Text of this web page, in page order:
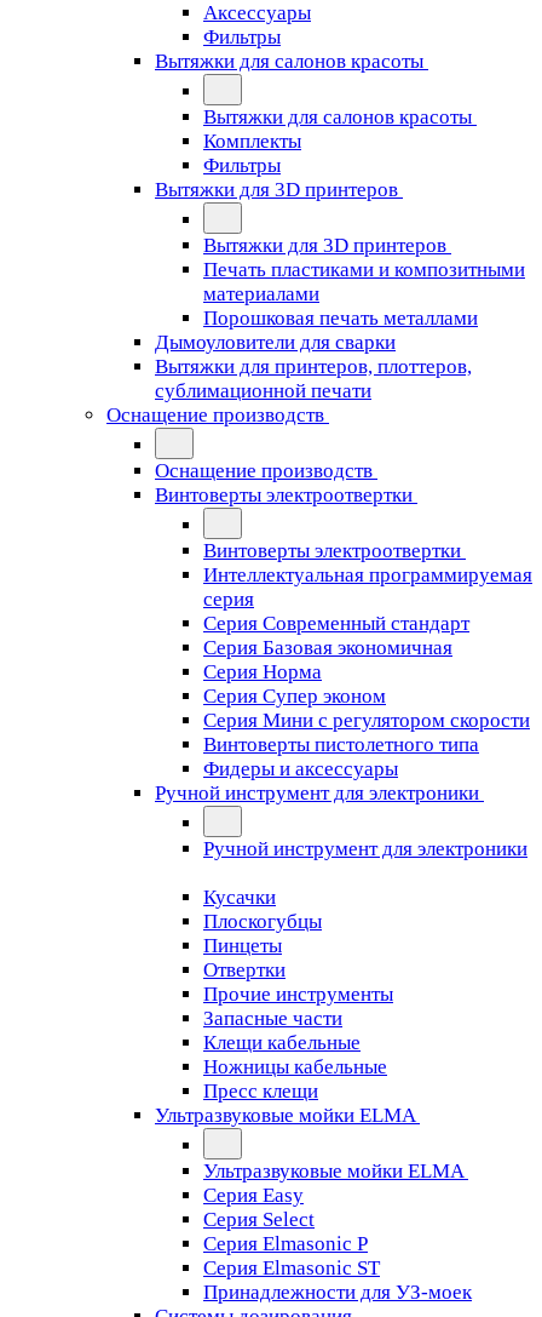
Аксессуары
Фильтры
Вытяжки для салонов красоты
Вытяжки для салонов красоты
Комплекты
Фильтры
Вытяжки для 3D принтеров
Вытяжки для 3D принтеров
Печать пластиками и композитными
материалами
Порошковая печать металлами
Дымоуловители для сварки
Вытяжки для принтеров, плоттеров,
сублимационной печати
Оснащение производств
Оснащение производств
Винтоверты электроотвертки
Винтоверты электроотвертки
Интеллектуальная программируемая
серия
Серия Современный стандарт
Серия Базовая экономичная
Серия Норма
Серия Cупер эконом
Серия Мини с регулятором скорости
Винтоверты пистолетного типа
Фидеры и аксессуары
Ручной инструмент для электроники
Ручной инструмент для электроники
Кусачки
Плоскогубцы
Пинцеты
Отвертки
Прочие инструменты
Запасные части
Клещи кабельные
Ножницы кабельные
Пресс клещи
Ультразвуковые мойки ELMA
Ультразвуковые мойки ELMA
Серия Easy
Серия Select
Серия Elmasonic P
Серия Elmasonic ST
Принадлежности для УЗ-моек